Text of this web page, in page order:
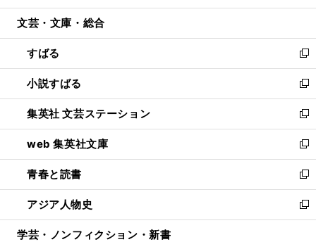
開
ウ
開
く
ン
ウ
で
開
く
ウ
ン
ド
ウ
で
開
く
文芸・文庫・総合
すばる
新
し
い
ウ
ィ
ン
ド
ウ
で
開
く
小説すばる
新
し
い
ウ
ィ
ン
ド
ウ
で
開
集英社 文芸ステーション
新
し
い
ウ
ィ
ン
ド
ウ
web 集英社文庫
新
し
い
ウ
ィ
ン
青春と読書
新
し
い
ウ
アジア人物史
新
し
学芸・ノンフィクション・新書